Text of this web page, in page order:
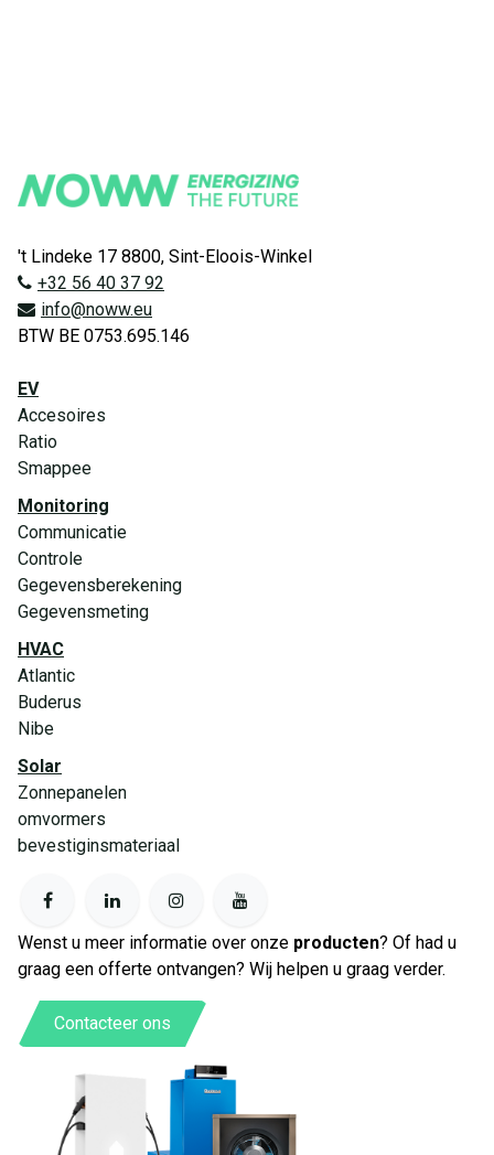
't Lindeke 17 8800, Sint-Eloois-Winkel
+32 56 40 37 92
info@noww.eu
BTW BE 0753.695.146
EV
Accesoires
Ratio
Smappee
Monitoring
Communicatie
Controle
Gegevensberekening
Gegevensmeting
HVAC
Atlantic
Buderus
Nibe
Solar
Zonnepanelen
omvormers
bevestiginsmateriaal
Wenst u meer informatie over onze producten? Of had u
graag een offerte ontvangen? Wij helpen u graag verder.
Contacteer ons